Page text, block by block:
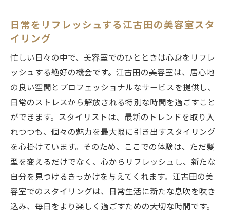
日常をリフレッシュする江古田の美容室スタ
イリング
忙しい日々の中で、美容室でのひとときは心身をリフレ
ッシュする絶好の機会です。江古田の美容室は、居心地
の良い空間とプロフェッショナルなサービスを提供し、
日常のストレスから解放される特別な時間を過ごすこと
ができます。スタイリストは、最新のトレンドを取り入
れつつも、個々の魅力を最大限に引き出すスタイリング
を心掛けています。そのため、ここでの体験は、ただ髪
型を変えるだけでなく、心からリフレッシュし、新たな
自分を見つけるきっかけを与えてくれます。江古田の美
容室でのスタイリングは、日常生活に新たな息吹を吹き
込み、毎日をより楽しく過ごすための大切な時間です。